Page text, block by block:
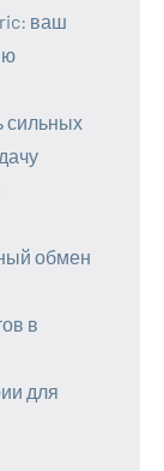
ваш
сильных
обмен
в
для